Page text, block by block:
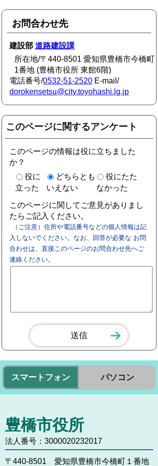
お問合わせ先
建設部道路建設課
所在地/〒440-8501 愛知県豊橋市今橋町
1番地 (豊橋市役所 東館6階)
電話番号/0532-51-2520 E-mail/
dorokensetsu@city.toyohashi.lg.jp
このページに関するアンケート
このページの情報は役に立ちました
か？
役に
立った
どちらとも
いえない
役にたた
なかった
このページに関してご意見がありまし
たらご記入ください。
（ご注意）住所や電話番号などの個人情報は記
入しないでください。なお、回答が必要な お問
合わせは、直接このページのお問合わせ先へご
連絡ください。
スマートフォン パソコン
豊橋市役所
法人番号：3000020232017
〒440-8501 愛知県豊橋市今橋町１番地